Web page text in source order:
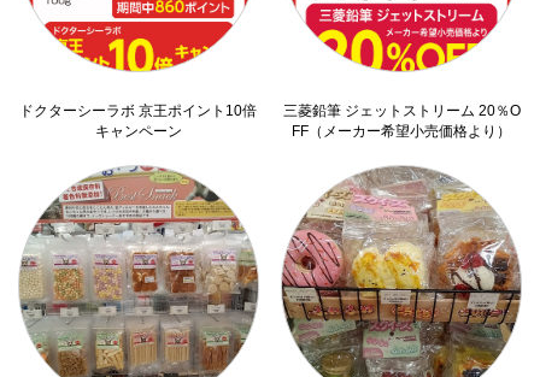
ドクターシーラボ 京王ポイント10倍
キャンペーン
三菱鉛筆 ジェットストリーム 20％O
FF（メーカー希望小売価格より）